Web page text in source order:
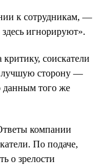
к сотрудникам, —
игнорируют».
критику, соискатели
лучшую сторону —
данным того же
компании
По подаче,
о зрелости